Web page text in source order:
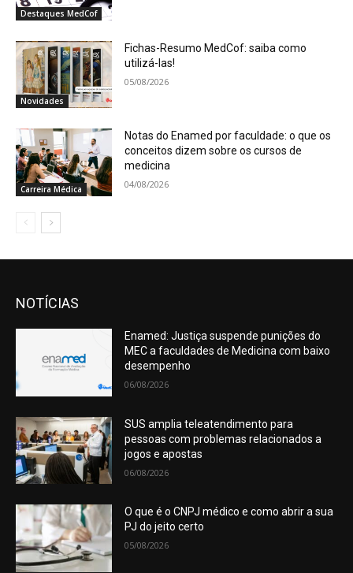
Destaques MedCof
Novidades
Fichas-Resumo MedCof: saiba como
utilizá-las!
05/08/2026
Carreira Médica
Notas do Enamed por faculdade: o que os
conceitos dizem sobre os cursos de
medicina
04/08/2026
NOTÍCIAS
Enamed: Justiça suspende punições do
MEC a faculdades de Medicina com baixo
desempenho
06/08/2026
SUS amplia teleatendimento para
pessoas com problemas relacionados a
jogos e apostas
06/08/2026
O que é o CNPJ médico e como abrir a sua
PJ do jeito certo
05/08/2026